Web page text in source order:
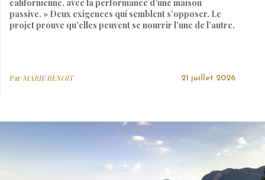
californienne, avec la performance d’une maison
passive. » Deux exigences qui semblent s’opposer. Le
projet prouve qu’elles peuvent se nourrir l’une de l’autre.
Par MARIE BENOIT 21 juillet 2026